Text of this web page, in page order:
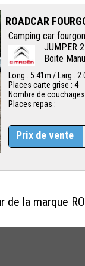
ROADCAR
Camping car
JUMPER
Boite
Long . 5.41m / Larg .
Places carte grise : 4
Nombre de
Places repas :
Prix de vente
la marque